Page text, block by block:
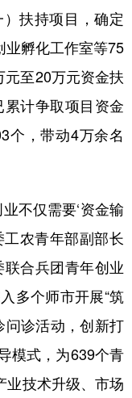
عربى
한국어
扶持项目，确定
业孵化工作室等75
至20万元资金扶
计争取项目资金
个，带动4万余名
不仅需要‘资金输
工农青年部副部长
合兵团青年创业
多个师市开展“筑
问诊活动，创新打
模式，为639个青
业技术升级、市场